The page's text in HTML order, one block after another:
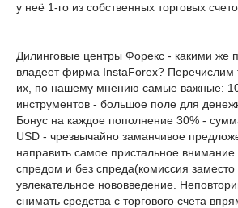
у неё 1-го из собственных торговых
Дилинговые центры Форекс - какими же
владеет фирма InstaForex? Перечислим
их, по нашему мнению самые важные:
инструментов - большое поле для
Бонус на каждое пополнение 30% -
USD - чрезвычайно заманчивое
направить самое пристальное
спредом и без спреда(комиссия заместо
увлекательное нововведение.
снимать средства с торгового счета